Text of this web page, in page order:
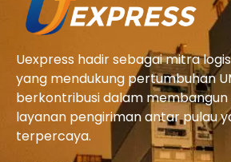
Uexpress hadir sebagai mitra
yang mendukung pertumbuhan
berkontribusi dalam membangun
layanan pengiriman antar pulau
terpercaya.